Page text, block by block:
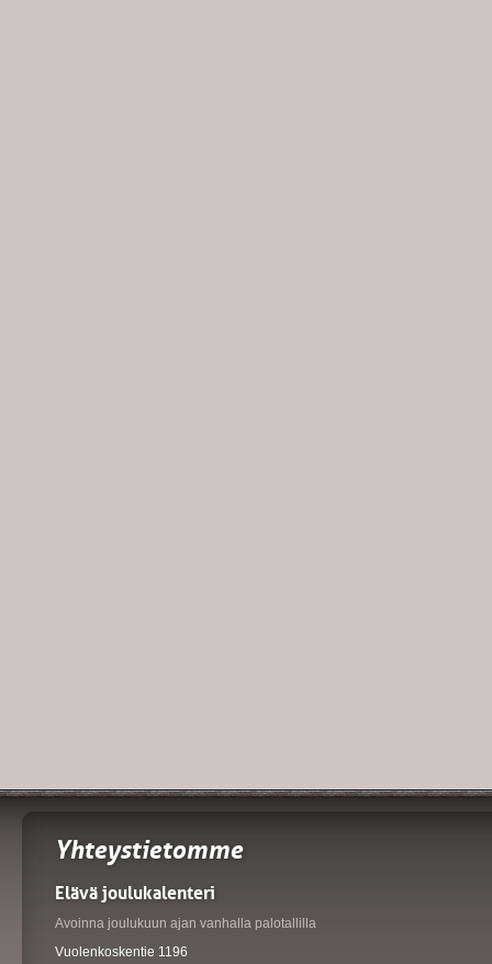
Yhteystietomme
Elävä joulukalenteri
Avoinna joulukuun ajan vanhalla palotallilla
Vuolenkoskentie 1196